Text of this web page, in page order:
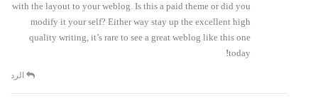
with the layout to your weblog. Is this a paid theme or did you
modify it your self? Either way stay up the excellent high
quality writing, it’s rare to see a great weblog like this one
today
!
الرد